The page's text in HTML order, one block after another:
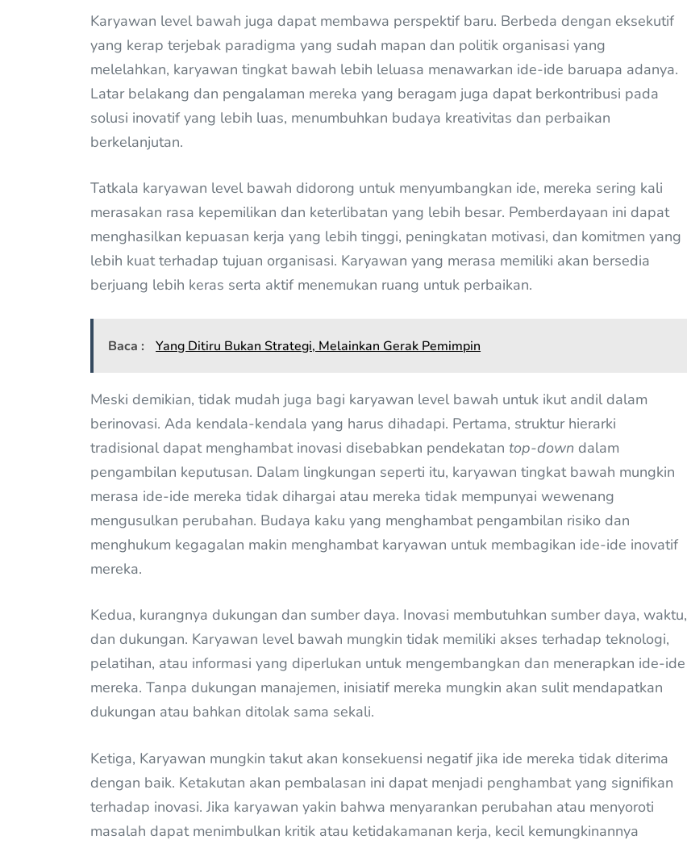
Karyawan level bawah juga dapat membawa perspektif baru. Berbeda dengan eksekutif
yang kerap terjebak paradigma yang sudah mapan dan politik organisasi yang
melelahkan, karyawan tingkat bawah lebih leluasa menawarkan ide-ide baruapa adanya.
Latar belakang dan pengalaman mereka yang beragam juga dapat berkontribusi pada
solusi inovatif yang lebih luas, menumbuhkan budaya kreativitas dan perbaikan
berkelanjutan.
Tatkala karyawan level bawah didorong untuk menyumbangkan ide, mereka sering kali
merasakan rasa kepemilikan dan keterlibatan yang lebih besar. Pemberdayaan ini dapat
menghasilkan kepuasan kerja yang lebih tinggi, peningkatan motivasi, dan komitmen yang
lebih kuat terhadap tujuan organisasi. Karyawan yang merasa memiliki akan bersedia
berjuang lebih keras serta aktif menemukan ruang untuk perbaikan.
Baca : Yang Ditiru Bukan Strategi, Melainkan Gerak Pemimpin
Meski demikian, tidak mudah juga bagi karyawan level bawah untuk ikut andil dalam
berinovasi. Ada kendala-kendala yang harus dihadapi. Pertama, struktur hierarki
tradisional dapat menghambat inovasi disebabkan pendekatan top-down dalam
pengambilan keputusan. Dalam lingkungan seperti itu, karyawan tingkat bawah mungkin
merasa ide-ide mereka tidak dihargai atau mereka tidak mempunyai wewenang
mengusulkan perubahan. Budaya kaku yang menghambat pengambilan risiko dan
menghukum kegagalan makin menghambat karyawan untuk membagikan ide-ide inovatif
mereka.
Kedua, kurangnya dukungan dan sumber daya. Inovasi membutuhkan sumber daya, waktu,
dan dukungan. Karyawan level bawah mungkin tidak memiliki akses terhadap teknologi,
pelatihan, atau informasi yang diperlukan untuk mengembangkan dan menerapkan ide-ide
mereka. Tanpa dukungan manajemen, inisiatif mereka mungkin akan sulit mendapatkan
dukungan atau bahkan ditolak sama sekali.
Ketiga, Karyawan mungkin takut akan konsekuensi negatif jika ide mereka tidak diterima
dengan baik. Ketakutan akan pembalasan ini dapat menjadi penghambat yang signifikan
terhadap inovasi. Jika karyawan yakin bahwa menyarankan perubahan atau menyoroti
masalah dapat menimbulkan kritik atau ketidakamanan kerja, kecil kemungkinannya